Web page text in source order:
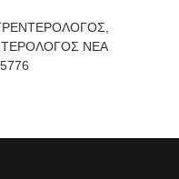
ΝΕΑ